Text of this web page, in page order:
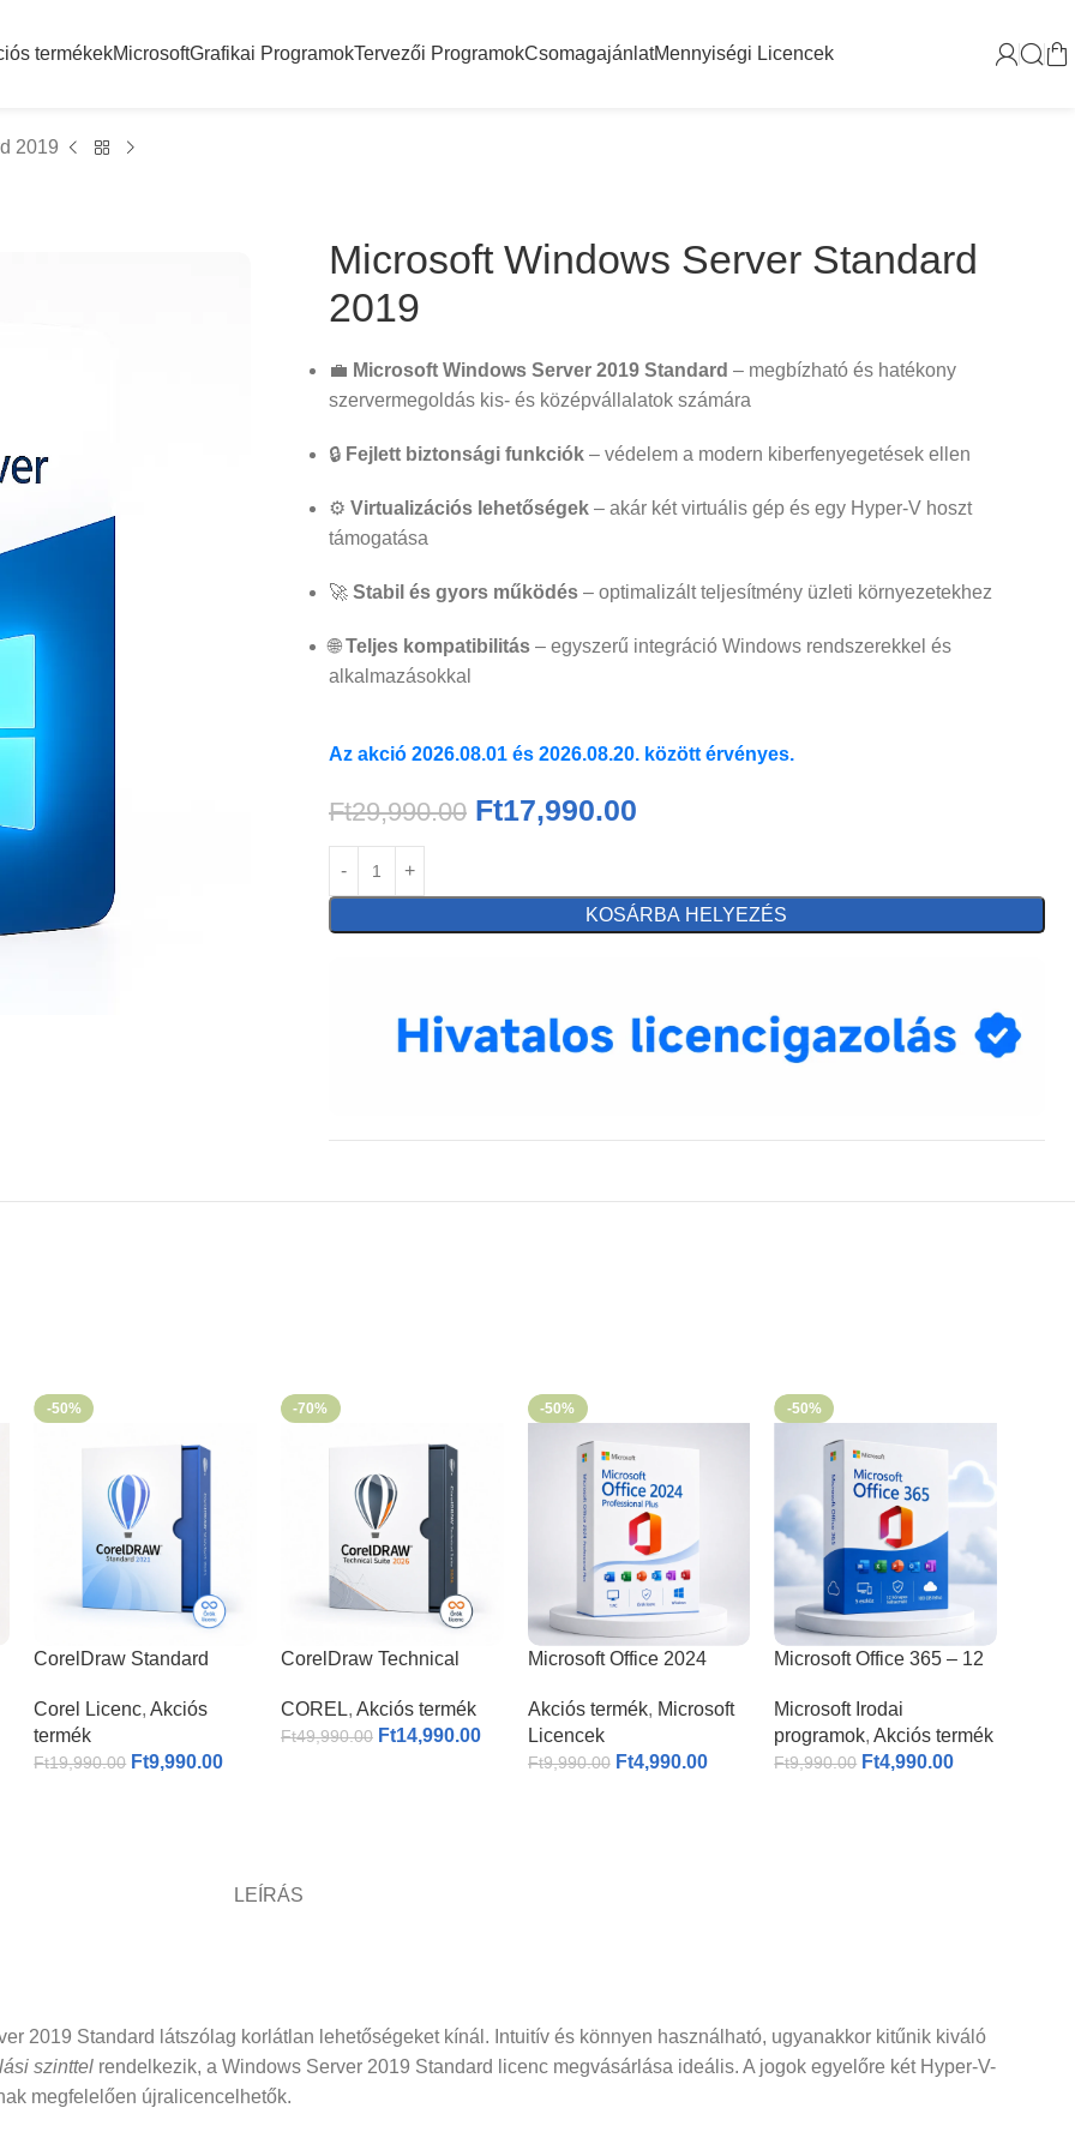
termékekMicrosoftGrafikai ProgramokTervezői ProgramokCsomagajánlatMennyiségi Licencek
2019
Microsoft Windows Server Standard
2019
💼 Microsoft Windows Server 2019 Standard – megbízható és hatékony
szervermegoldás kis- és középvállalatok számára
🔒 Fejlett biztonsági funkciók– védelem a modern kiberfenyegetések ellen
⚙️ Virtualizációs lehetőségek– akár két virtuális gép és egy Hyper-V hoszt
támogatása
🚀 Stabil és gyors működés– optimalizált teljesítmény üzleti környezetekhez
🌐Teljes kompatibilitás– egyszerű integráció Windows rendszerekkel és
alkalmazásokkal
Az akció 2026.08.01 és 2026.08.20. között érvényes.
Ft29,990.00 Ft17,990.00
KOSÁRBA HELYEZÉS
-50%
CorelDraw Standard
Corel Licenc, Akciós
termék
Ft19,990.00 Ft9,990.00
-70%
CorelDraw Technical
COREL, Akciós termék
Ft49,990.00 Ft14,990.00
-50%
Microsoft Office 2024
Akciós termék, Microsoft
Licencek
Ft9,990.00 Ft4,990.00
-50%
Microsoft Office 365 – 12
eszköz
Microsoft Irodai
programok, Akciós termék
Ft9,990.00 Ft4,990.00
LEÍRÁS
2019 Standard látszólag korlátlan lehetőségeket kínál. Intuitív és könnyen használható, ugyanakkor kitűnik kiváló
szinttel rendelkezik, a Windows Server 2019 Standard licenc megvásárlása ideális. A jogok egyelőre két Hyper-V-
megfelelően újralicencelhetők.